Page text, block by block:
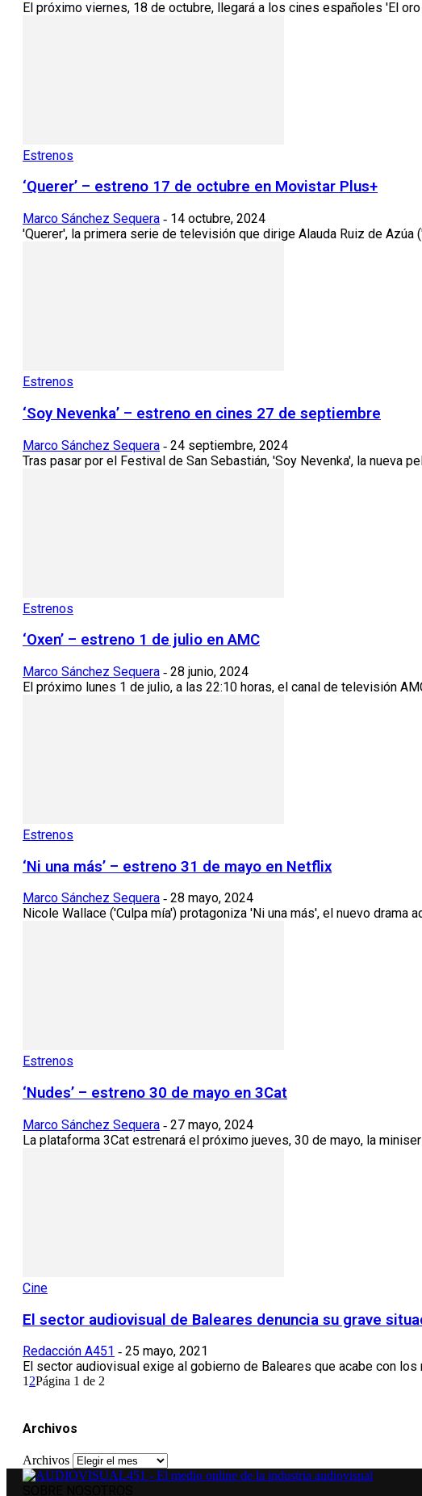
El próximo viernes, 18 de octubre, llegará a los cines españoles 'El
Estrenos
‘Querer’ – estreno 17 de octubre en Movistar Plus+
Marco Sánchez Sequera - 14 octubre, 2024
'Querer', la primera serie de televisión que dirige Alauda Ruiz de
Estrenos
‘Soy Nevenka’ – estreno en cines 27 de septiembre
Marco Sánchez Sequera - 24 septiembre, 2024
Tras pasar por el Festival de San Sebastián, 'Soy Nevenka', la nueva
Estrenos
‘Oxen’ – estreno 1 de julio en AMC
Marco Sánchez Sequera - 28 junio, 2024
El próximo lunes 1 de julio, a las 22:10 horas, el canal de televisión
Estrenos
‘Ni una más’ – estreno 31 de mayo en Netflix
Marco Sánchez Sequera - 28 mayo, 2024
Nicole Wallace ('Culpa mía') protagoniza 'Ni una más', el nuevo
Estrenos
‘Nudes’ – estreno 30 de mayo en 3Cat
Marco Sánchez Sequera - 27 mayo, 2024
La plataforma 3Cat estrenará el próximo jueves, 30 de mayo, la
Cine
El sector audiovisual de Baleares denuncia su grave
Redacción A451 - 25 mayo, 2021
El sector audiovisual exige al gobierno de Baleares que acabe con
1 2Página 1 de 2
Archivos
Archivos